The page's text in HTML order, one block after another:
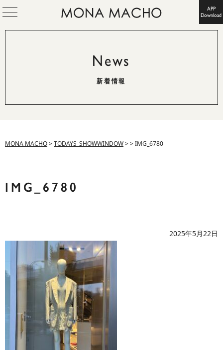
APP
Download
News
新着情報
MONA MACHO>TODAYS_SHOWWINDOW>>IMG_6780
IMG_6780
2025年5月22日